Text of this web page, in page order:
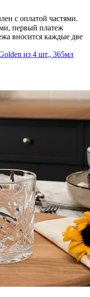
с оплатой частями.
первый платеж
вносится каждые две
из 4 шт., 365мл